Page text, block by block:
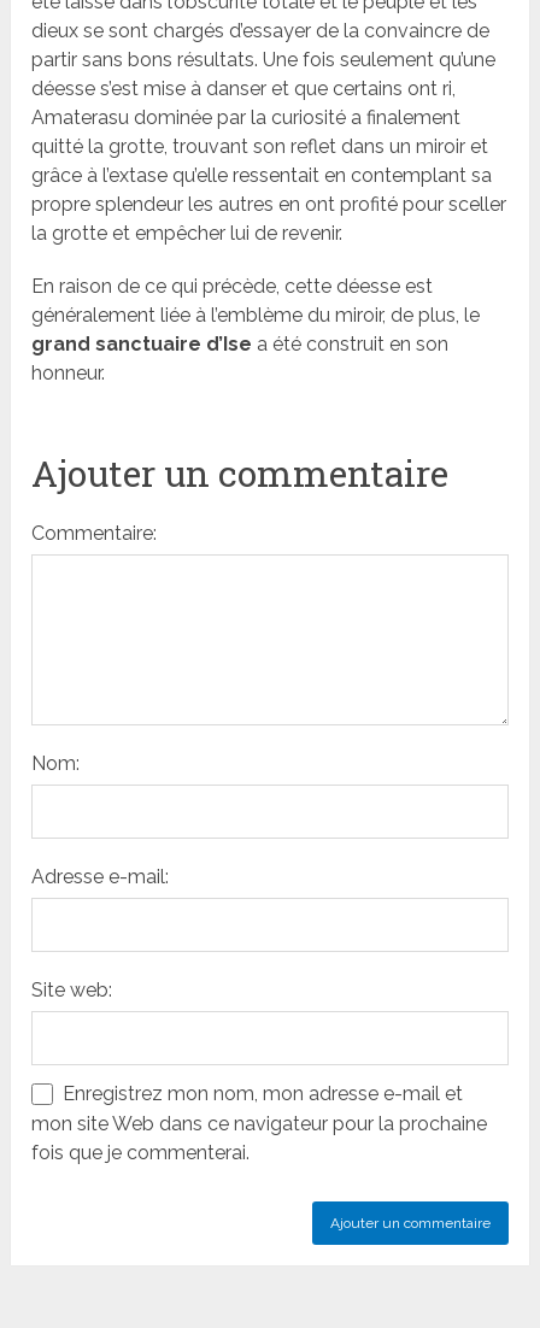
dieux se sont chargés d’essayer de la convaincre de
partir sans bons résultats. Une fois seulement qu’une
déesse s’est mise à danser et que certains ont ri,
Amaterasu dominée par la curiosité a finalement
quitté la grotte, trouvant son reflet dans un miroir et
grâce à l’extase qu’elle ressentait en contemplant sa
propre splendeur les autres en ont profité pour sceller
la grotte et empêcher lui de revenir.
En raison de ce qui précède, cette déesse est
généralement liée à l’emblème du miroir, de plus, le
grand sanctuaire d’Ise a été construit en son
honneur.
Ajouter un commentaire
Commentaire:
Nom:
Adresse e-mail:
Site web:
Enregistrez mon nom, mon adresse e-mail et
mon site Web dans ce navigateur pour la prochaine
fois que je commenterai.